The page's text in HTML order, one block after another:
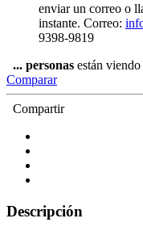
enviar un correo o
instante. Correo:
9398-9819
... personas están
Comparar
Compartir
Descripción